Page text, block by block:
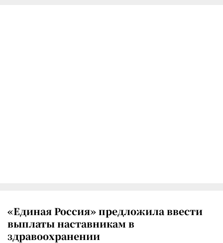
«Единая Россия» предложила ввести
выплаты наставникам в
здравоохранении